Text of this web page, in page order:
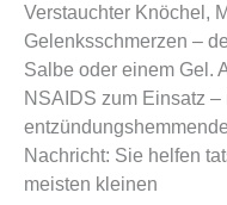
Verstauchter Knöchel,
Gelenksschmerzen –
Salbe oder einem Gel.
NSAIDS zum Einsatz
Nachricht: Sie helfen
meisten kleinen